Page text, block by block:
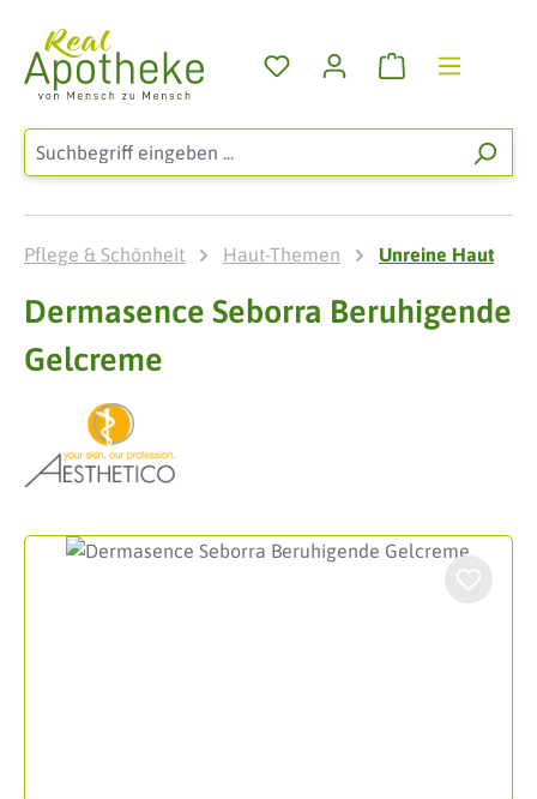
Zum Hauptinhalt springen
Warenkorb
Pflege & Schönheit Haut-Themen Unreine Haut
Dermasence Seborra Beruhigende
Gelcreme
Bildergalerie überspringen